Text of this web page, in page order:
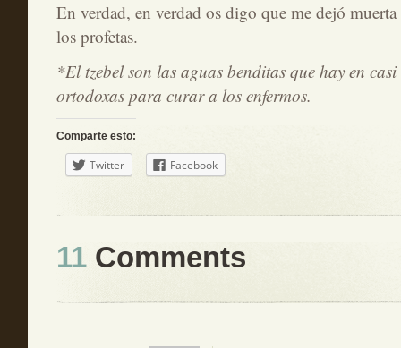
En verdad, en verdad os digo que me dejó
los profetas.
*El tzebel son las aguas benditas que hay en
ortodoxas para curar a los enfermos.
Comparte esto:
Twitter Facebook
11Comments